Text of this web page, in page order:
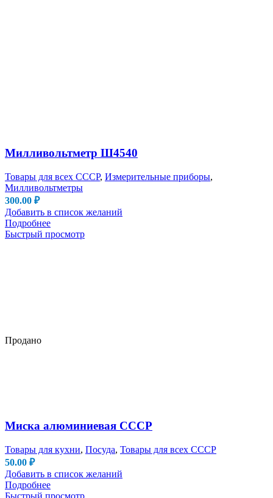
Продано
Милливольтметр Ш4540
Товары для всех СССР, Измерительные приборы,
Милливольтметры
300.00 ₽
Добавить в список желаний
Подробнее
Быстрый просмотр
Миска алюминиевая СССР
Товары для кухни, Посуда, Товары для всех СССР
50.00 ₽
Добавить в список желаний
Подробнее